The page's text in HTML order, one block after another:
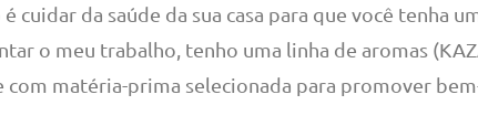
da saúde da sua casa para que você tenha
o meu trabalho, tenho uma linha de aromas
matéria-prima selecionada para promover